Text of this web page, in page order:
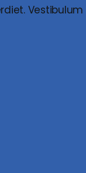
Vestibulum